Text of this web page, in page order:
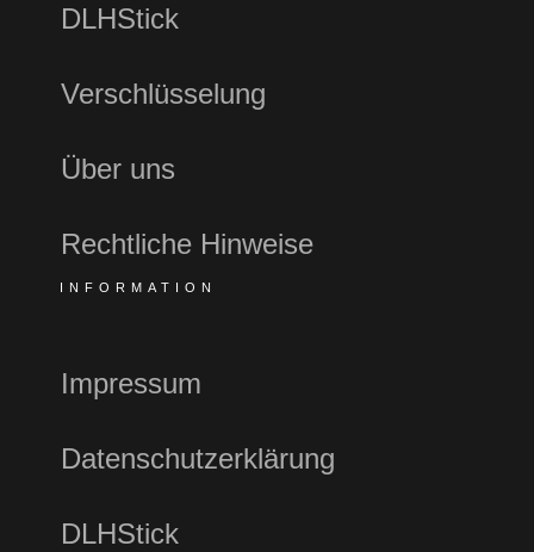
DLHStick
Verschlüsselung
Über uns
Rechtliche Hinweise
INFORMATION
Impressum
Datenschutzerklärung
DLHStick